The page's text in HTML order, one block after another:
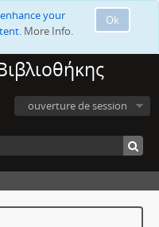
Ok
your
More Info.
ouverture de session